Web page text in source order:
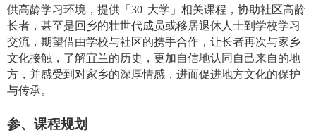
供高龄学习环境，提供 「 30+大学」 相关课程，协助社区高龄
长者，甚至是回乡的壮世代成员或移居退休人士到学校学习
交流，期望借由学校与社区的携手合作，让长者再次与家乡
文化接触，了解宜兰的历史，更加自信地认同自己来自的地
方，并感受到对家乡的深厚情感，进而促进地方文化的保护
与传承。
参、 课程规划